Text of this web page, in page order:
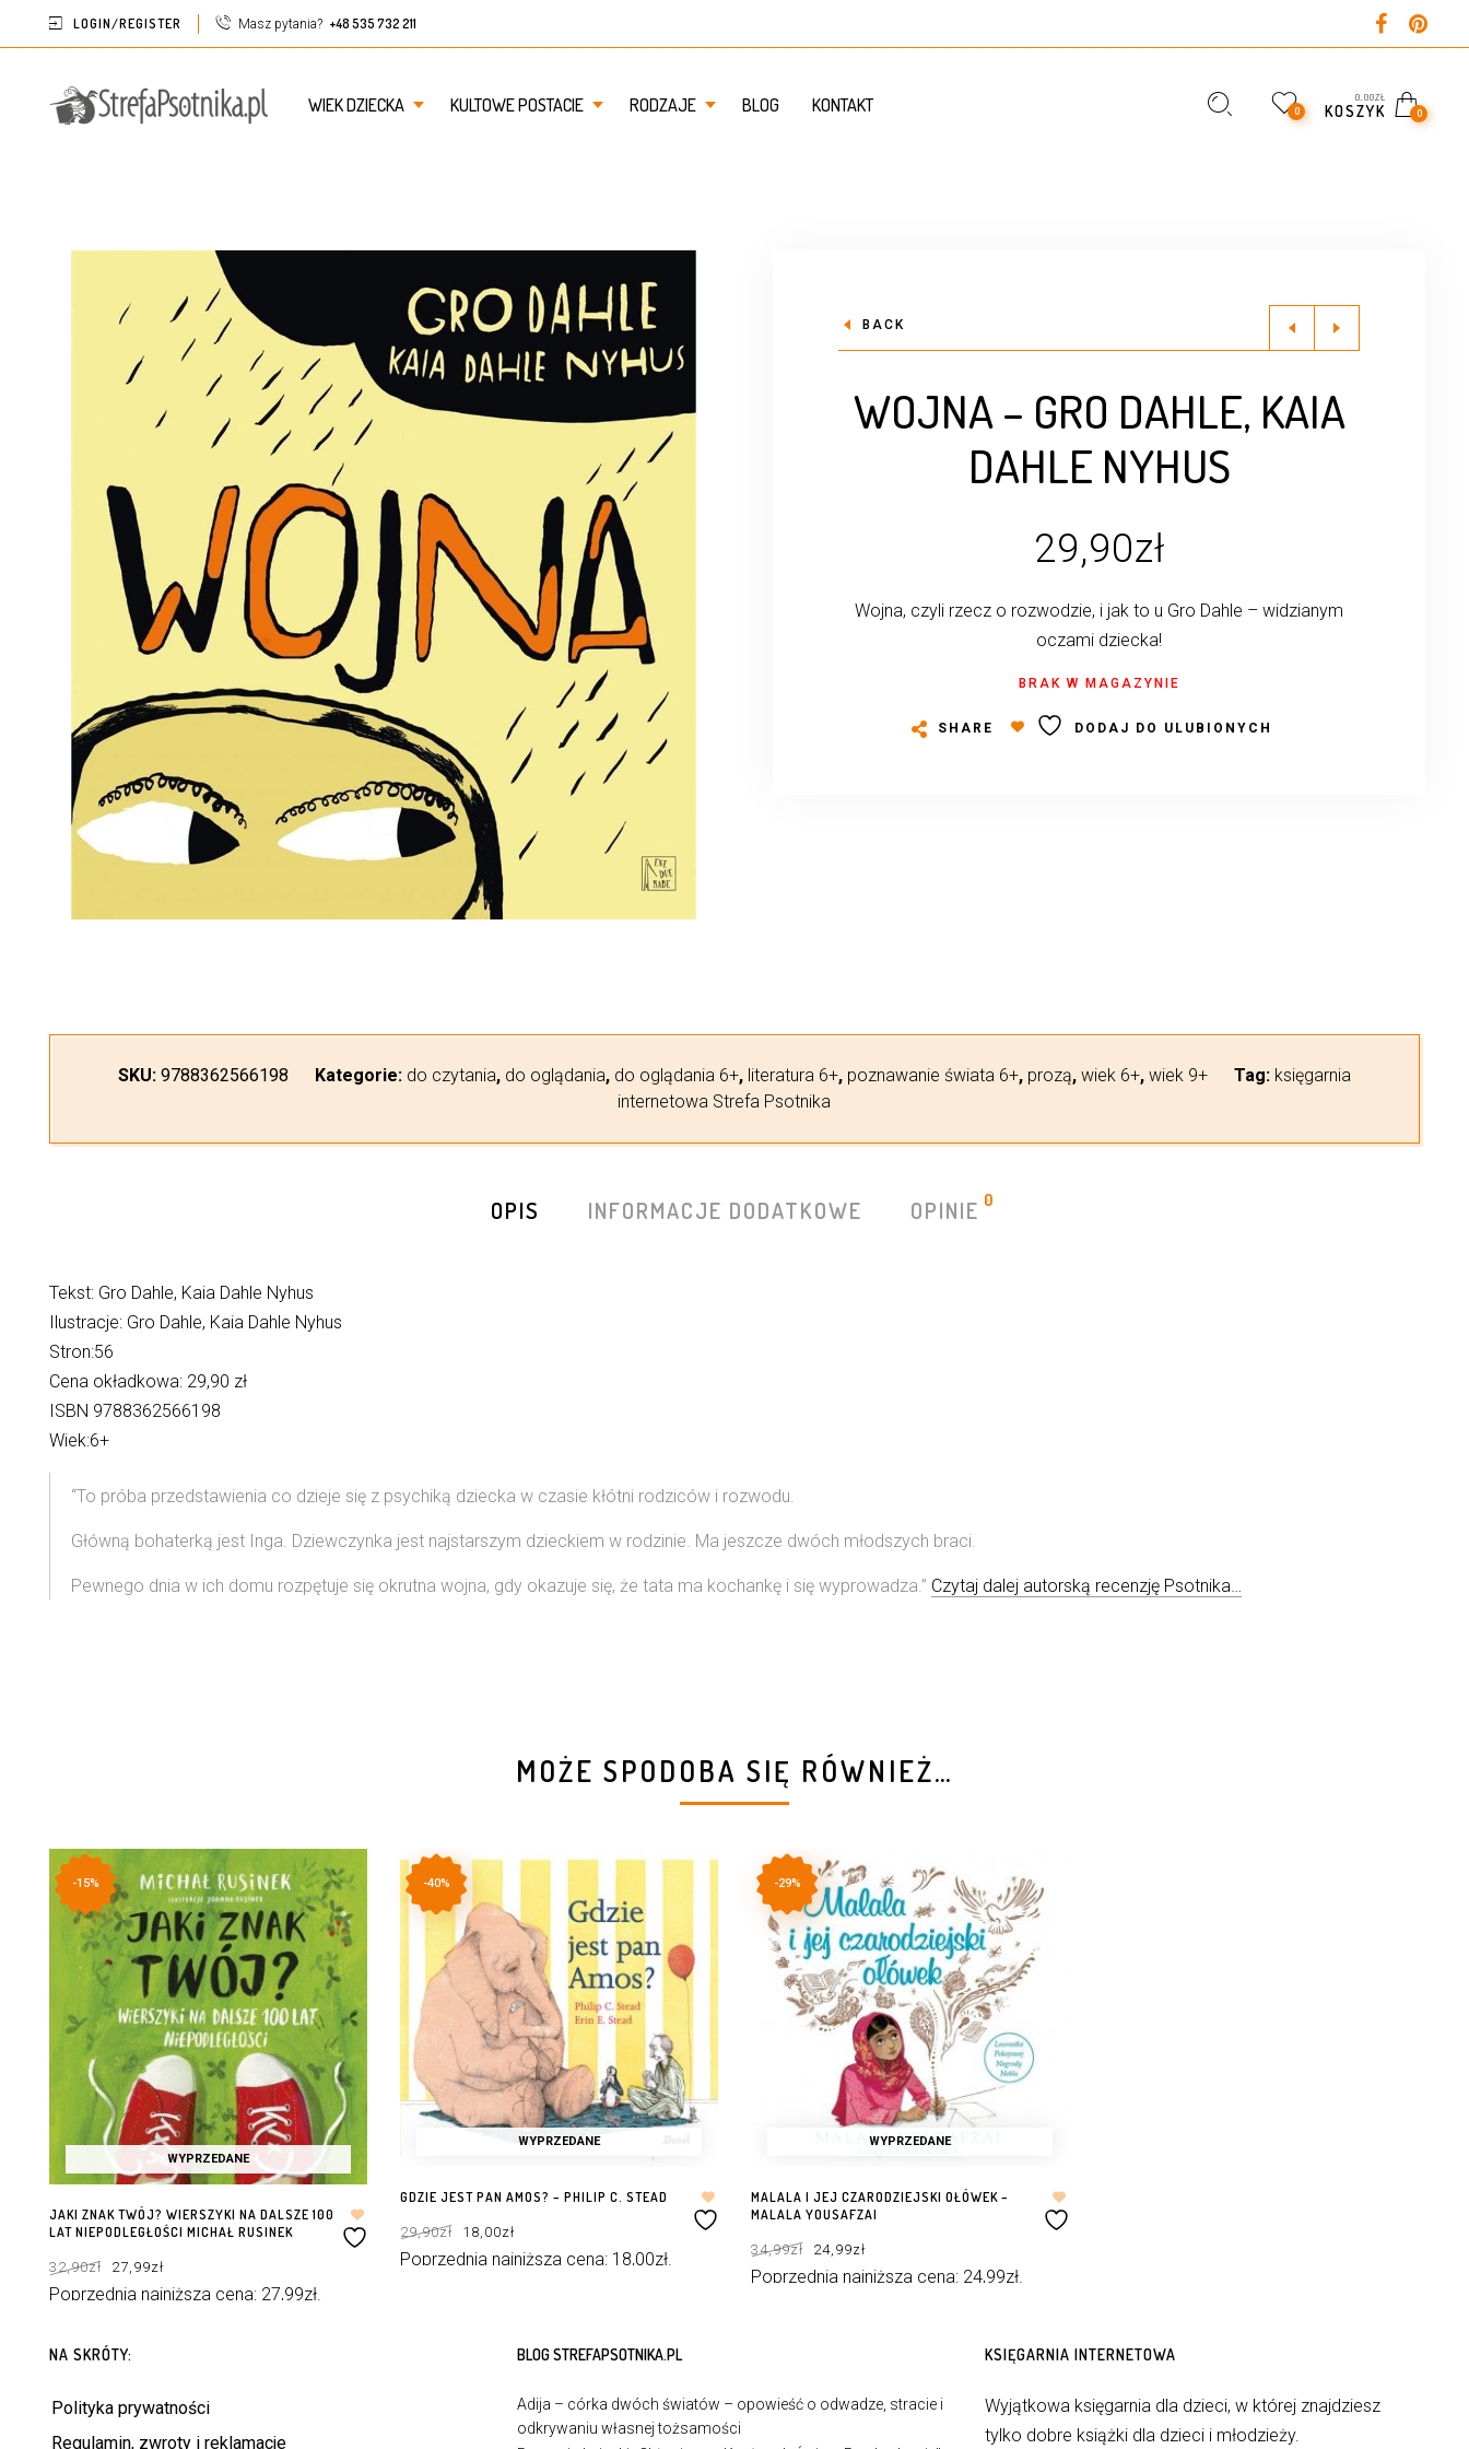
LOGIN/REGISTER Masz pytania? +48 535 732 211
WIEK DZIECKA KULTOWE POSTACIE RODZAJE BLOG KONTAKT 0
0,00ZŁ
KOSZYK 0
BACK
WOJNA – GRO DAHLE, KAIA
DAHLE NYHUS
29,90zł
Wojna, czyli rzecz o rozwodzie, i jak to u Gro Dahle – widzianym
oczami dziecka!
BRAK W MAGAZYNIE
SHARE DODAJ DO ULUBIONYCH
SKU: 9788362566198 Kategorie: do czytania, do oglądania, do oglądania 6+, literatura 6+, poznawanie świata 6+, prozą, wiek 6+, wiek 9+ Tag: księgarnia
internetowa Strefa Psotnika
OPIS INFORMACJE DODATKOWE OPINIE 0
Tekst: Gro Dahle, Kaia Dahle Nyhus
Ilustracje: Gro Dahle, Kaia Dahle Nyhus
Stron:56
Cena okładkowa: 29,90 zł
ISBN 9788362566198
Wiek:6+
“To próba przedstawienia co dzieje się z psychiką dziecka w czasie kłótni rodziców i rozwodu.
Główną bohaterką jest Inga. Dziewczynka jest najstarszym dzieckiem w rodzinie. Ma jeszcze dwóch młodszych braci.
Pewnego dnia w ich domu rozpętuje się okrutna wojna, gdy okazuje się, że tata ma kochankę i się wyprowadza.” Czytaj dalej autorską recenzję Psotnika…
MOŻE SPODOBA SIĘ RÓWNIEŻ…
WYPRZEDANE
-15%
JAKI ZNAK TWÓJ? WIERSZYKI NA DALSZE 100
LAT NIEPODLEGŁOŚCI MICHAŁ RUSINEK
32,90zł cena
wynosiła:
32,90zł.
27,99złcena
27,99zł.
Poprzednia najniższa cena: 27,99zł.
WYPRZEDANE
-40%
GDZIE JEST PAN AMOS? – PHILIP C. STEAD
29,90zł cena
wynosiła:
29,90zł.
18,00złcena
18,00zł.
Poprzednia najniższa cena: 18,00zł.
WYPRZEDANE
-29%
MALALA I JEJ CZARODZIEJSKI OŁÓWEK –
MALALA YOUSAFZAI
34,99zł cena
wynosiła:
34,99zł.
24,99złcena
24,99zł.
Poprzednia najniższa cena: 24,99zł.
NA SKRÓTY:
Polityka prywatności
Regulamin, zwroty i reklamacje
BLOG STREFAPSOTNIKA.PL
Adija – córka dwóch światów – opowieść o odwadze, stracie i
odkrywaniu własnej tożsamości
KSIĘGARNIA INTERNETOWA
Wyjątkowa księgarnia dla dzieci, w której znajdziesz
tylko dobre książki dla dzieci i młodzieży.